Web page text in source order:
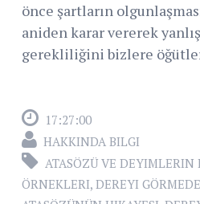
önce şartların
aniden karar vererek
gerekliliğini bizlere
17:27:00
HAKKINDA BILGI
ATASÖZÜ VE DEYIMLERIN
ÖRNEKLERI, DEREYI